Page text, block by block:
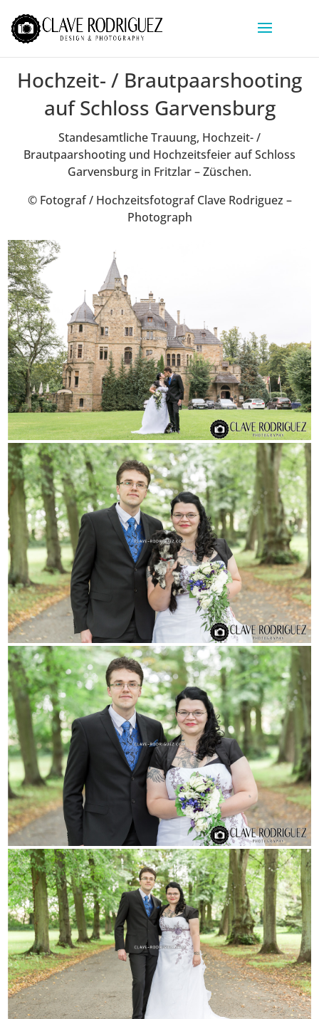
Hochzeit- / Brautpaarshooting
auf Schloss Garvensburg
Standesamtliche Trauung, Hochzeit- /
Brautpaarshooting und Hochzeitsfeier auf Schloss
Garvensburg in Fritzlar – Züschen.
© Fotograf / Hochzeitsfotograf Clave Rodriguez –
Photograph